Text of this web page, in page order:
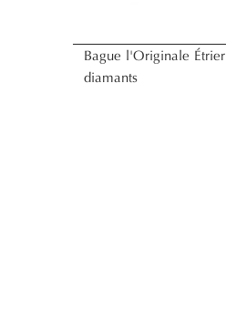
Bague l'Originale Étrier
diamants